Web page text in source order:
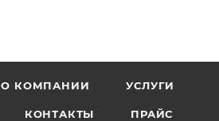
О КОМПАНИИ УСЛУГИ
КОНТАКТЫ ПРАЙС